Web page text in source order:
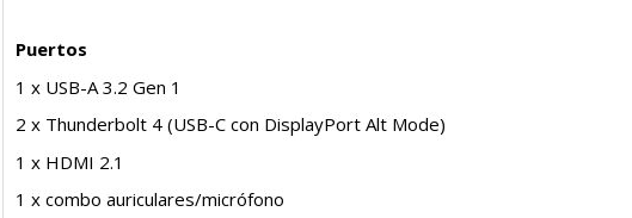
Puertos
1 x USB-A 3.2 Gen 1
2 x Thunderbolt 4 (USB-C con DisplayPort Alt Mode)
1 x HDMI 2.1
1 x combo auriculares/micrófono